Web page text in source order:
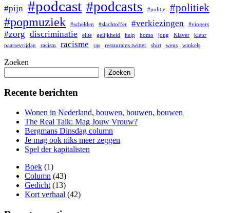
#pijn #podcast #podcasts #politie #politiek
#popmuziek #schelden #slachtoffer #verkiezingen #vingers
#zorg discriminatie elite gelijkheid help homo jong Klaver
kleur
paarsevrijdag
racism racisme ras restaurants twitter shirt wens winkels
Zoeken
Zoeken
Recente berichten
Wonen in Nederland, bouwen, bouwen, bouwen
The Real Talk: Mag Jouw Vrouw?
Bergmans Dinsdag column
Je mag ook niks meer zeggen
Spel der kapitalisten
Boek (1)
Column (43)
Gedicht (13)
Kort verhaal (42)